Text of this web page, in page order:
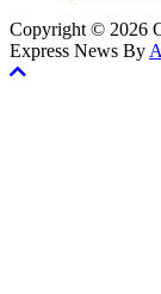
Copyright © 2026
Express News By